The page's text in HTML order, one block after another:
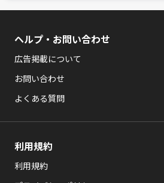
ヘルプ・お問い合わせ
広告掲載について
お問い合わせ
よくある質問
利用規約
利用規約